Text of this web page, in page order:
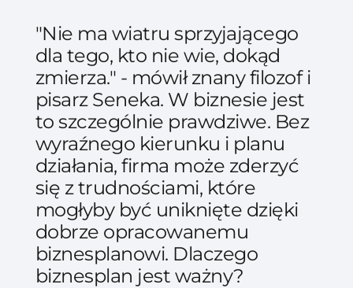
"Nie ma wiatru sprzyjającego
dla tego, kto nie wie, dokąd
zmierza." - mówił znany filozof i
pisarz Seneka. W biznesie jest
to szczególnie prawdziwe. Bez
wyraźnego kierunku i planu
działania, firma może zderzyć
się z trudnościami, które
mogłyby być uniknięte dzięki
dobrze opracowanemu
biznesplanowi. Dlaczego
biznesplan jest ważny?